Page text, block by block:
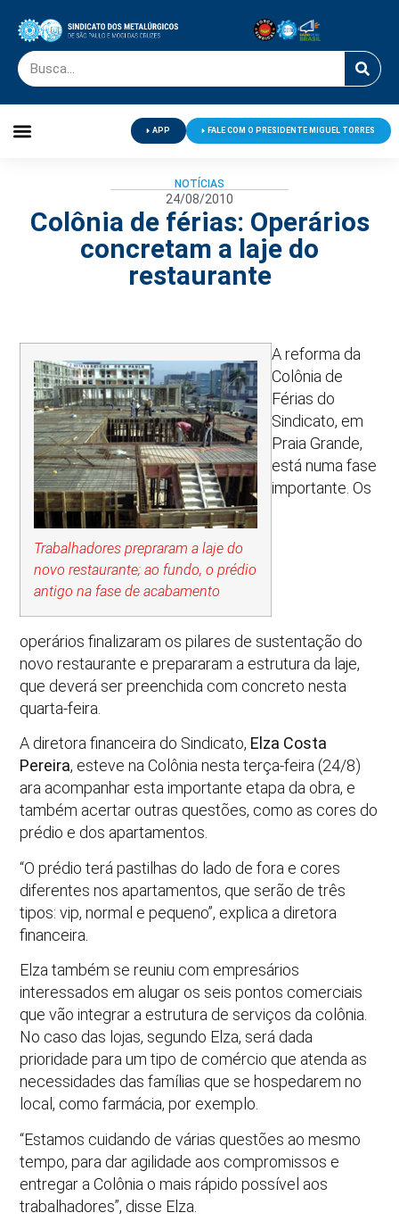
APP FALE COM O PRESIDENTE MIGUEL TORRES
NOTÍCIAS
24/08/2010
Colônia de férias: Operários
concretam a laje do
restaurante
Trabalhadores prepraram a laje do
novo restaurante; ao fundo, o prédio
antigo na fase de acabamento
A reforma da
Colônia de
Férias do
Sindicato, em
Praia Grande,
está numa fase
importante. Os
operários finalizaram os pilares de sustentação do
novo restaurante e prepararam a estrutura da laje,
que deverá ser preenchida com concreto nesta
quarta-feira.
A diretora financeira do Sindicato, Elza Costa
Pereira, esteve na Colônia nesta terça-feira (24/8)
ara acompanhar esta importante etapa da obra, e
também acertar outras questões, como as cores do
prédio e dos apartamentos.
“O prédio terá pastilhas do lado de fora e cores
diferentes nos apartamentos, que serão de três
tipos: vip, normal e pequeno”, explica a diretora
financeira.
Elza também se reuniu com empresários
interessados em alugar os seis pontos comerciais
que vão integrar a estrutura de serviços da colônia.
No caso das lojas, segundo Elza, será dada
prioridade para um tipo de comércio que atenda as
necessidades das famílias que se hospedarem no
local, como farmácia, por exemplo.
“Estamos cuidando de várias questões ao mesmo
tempo, para dar agilidade aos compromissos e
entregar a Colônia o mais rápido possível aos
trabalhadores”, disse Elza.